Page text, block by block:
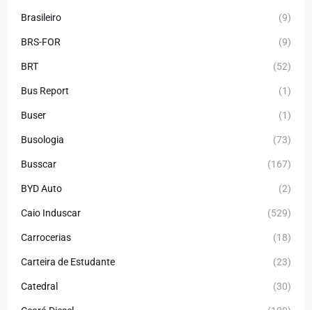
Brasileiro (9)
BRS-FOR (9)
BRT (52)
Bus Report (1)
Buser (1)
Busologia (73)
Busscar (167)
BYD Auto (2)
Caio Induscar (529)
Carrocerias (18)
Carteira de Estudante (23)
Catedral (30)